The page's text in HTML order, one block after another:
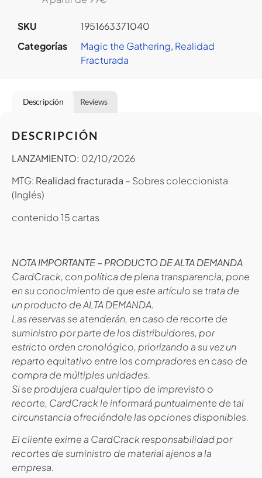
SKU
1951663371040
Categorías
Magic the Gathering, Realidad
Fracturada
Descripción Reviews
DESCRIPCIÓN
LANZAMIENTO: 02/10/2026
MTG: Realidad fracturada – Sobres coleccionista
(Inglés)
contenido 15 cartas
NOTA IMPORTANTE – PRODUCTO DE ALTA DEMANDA
CardCrack, con política de plena transparencia, pone
en su conocimiento de que este artículo se trata de
un producto de ALTA DEMANDA.
Las reservas se atenderán, en caso de recorte de
suministro por parte de los distribuidores, por
estricto orden cronológico, priorizando a su vez un
reparto equitativo entre los compradores en caso de
compra de múltiples unidades.
Si se produjera cualquier tipo de imprevisto o
recorte, CardCrack le informará puntualmente de tal
circunstancia ofreciéndole las opciones disponibles.
El cliente exime a CardCrack responsabilidad por
recortes de suministro de material ajenos a la
empresa.